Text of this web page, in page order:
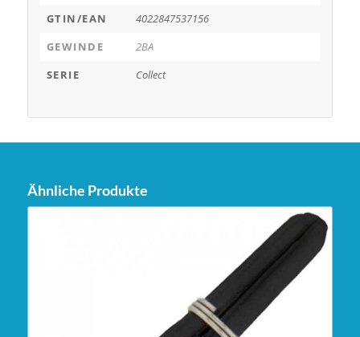
GTIN/EAN
4022847537156
GEWINDE
2BA
SERIE
Collect
Ähnliche Produkte